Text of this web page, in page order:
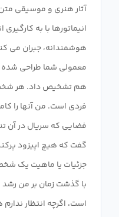
آثار هنری و موسیقی
انیماتورها با به
هوشمندانه، جبران می
معمولی شما طراحی شده
هم تشخیص داد. هر
فردی است. من آنها را
فضایی که سریال در آن
گفت که هیچ اپیزود
جزئیات یا ماهیت یک
با گذشت زمان بر من
است، اگرچه انتظار